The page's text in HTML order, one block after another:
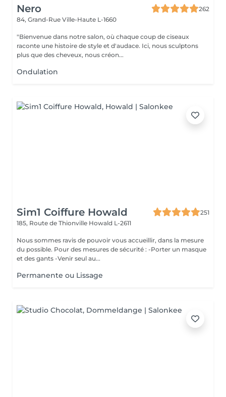
Nero
262
84, Grand-Rue Ville-Haute L-1660
"Bienvenue dans notre salon, où chaque coup de ciseaux
raconte une histoire de style et d'audace. Ici, nous sculptons
plus que des cheveux, nous créon...
Ondulation
Sim1 Coiffure Howald
251
185, Route de Thionville Howald L-2611
Nous sommes ravis de pouvoir vous accueillir, dans la mesure
du possible. Pour des mesures de sécurité : -Porter un masque
et des gants -Venir seul au...
Permanente ou Lissage